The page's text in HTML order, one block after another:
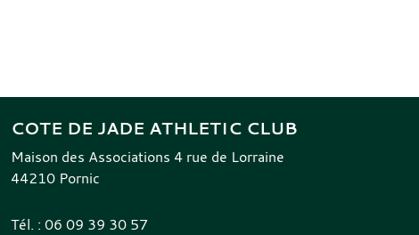
COTE DE JADE ATHLETIC CLUB
Maison des Associations 4 rue de Lorraine
44210 Pornic
Tél. : 06 09 39 30 57